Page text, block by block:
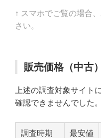
↑ スマホでご覧の場合
さい。
販売価格（中古）
上述の調査対象サイト
確認できませんでした。
調査時期 最安値